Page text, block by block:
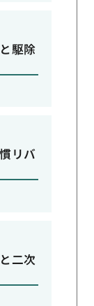
駆除
リバ
二次